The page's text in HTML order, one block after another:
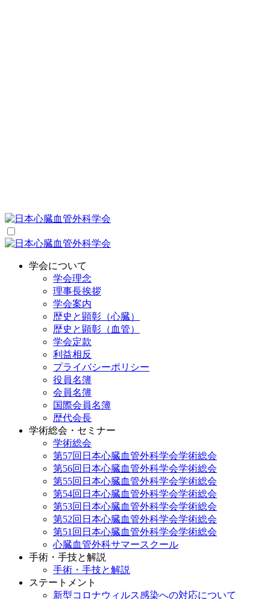
学会について
学会理念
理事長挨拶
学会案内
歴史と顕彰（心臓）
歴史と顕彰（血管）
学会定款
利益相反
プライバシーポリシー
役員名簿
会員名簿
国際会員名簿
歴代会長
学術総会・セミナー
学術総会
第57回日本心臓血管外科学会学術総会
第56回日本心臓血管外科学会学術総会
第55回日本心臓血管外科学会学術総会
第54回日本心臓血管外科学会学術総会
第53回日本心臓血管外科学会学術総会
第52回日本心臓血管外科学会学術総会
第51回日本心臓血管外科学会学術総会
心臓血管外科サマースクール
手術・手技と解説
手術・手技と解説
ステートメント
新型コロナウィルス感染への対応について